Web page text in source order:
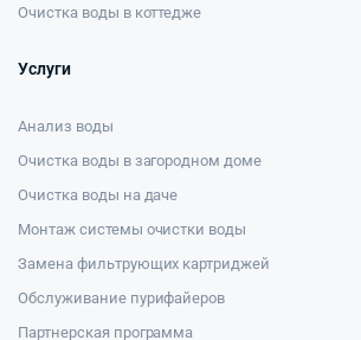
Очистка воды в коттедже
Услуги
Анализ воды
Очистка воды в загородном доме
Очистка воды на даче
Монтаж системы очистки воды
Замена фильтрующих картриджей
Обслуживание пурифайеров
Партнерская программа